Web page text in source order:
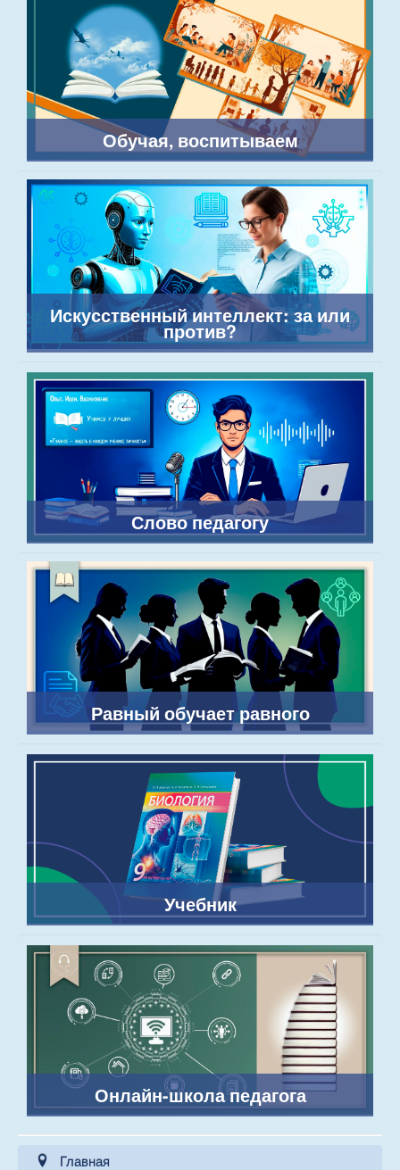
Обучая, воспитываем
Искусственный интеллект: за или
против?
Слово педагогу
Равный обучает равного
Учебник
Онлайн-школа педагога
Главная